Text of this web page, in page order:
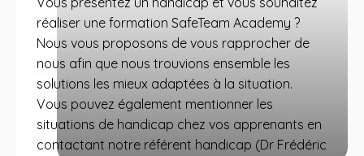
réaliser une formation SafeTeam Academy ?
Nous vous proposons de vous rapprocher de
nous afin que nous trouvions ensemble les
solutions les mieux adaptées à la situation.
Vous pouvez également mentionner les
situations de handicap chez vos apprenants en
contactant notre référent handicap (Dr Frédéric